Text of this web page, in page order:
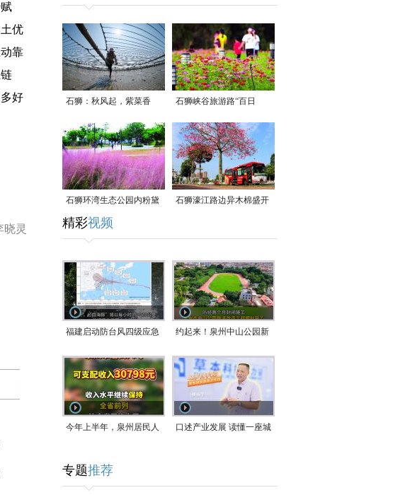
优
靠
好
晓灵
石狮：秋风起，紫菜香 石狮峡谷旅游路“百日
草”争相斗艳
石狮环湾生态公园内粉黛
乱子草盛放
石狮濠江路边异木棉盛开
精彩视频
福建启动防台风四级应急
9日在长江口至福建北部
一带沿海登陆
约起来！泉州中山公园新
今年上半年，泉州居民人 口述产业发展 读懂一座城
专题推荐